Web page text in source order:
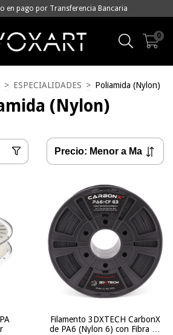
en pago por Transferencia Bancaria
0
> ESPECIALIDADES > Poliamida (Nylon)
(Nylon)
Filamento 3DXTECH CarbonX
de PA6 (Nylon 6) con Fibra de